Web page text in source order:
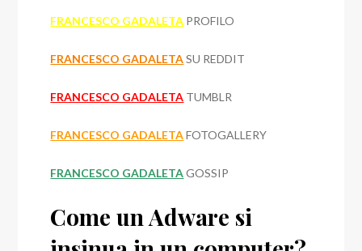
FRANCESCO GADALETA PROFILO
FRANCESCO GADALETASU REDDIT
FRANCESCO GADALETA TUMBLR
FRANCESCO GADALETAFOTOGALLERY
FRANCESCO GADALETAGOSSIP
Come un Adware si